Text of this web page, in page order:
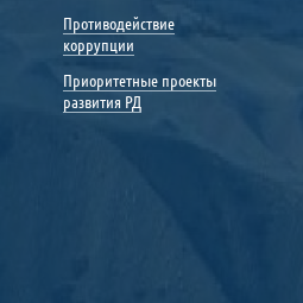
Противодействие
коррупции
Приоритетные проекты
развития РД